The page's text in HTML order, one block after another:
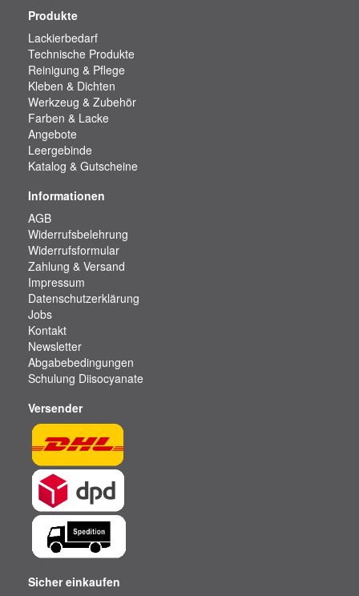
Produkte
Lackierbedarf
Technische Produkte
Reinigung & Pflege
Kleben & Dichten
Werkzeug & Zubehör
Farben & Lacke
Angebote
Leergebinde
Katalog & Gutscheine
Informationen
AGB
Widerrufsbelehrung
Widerrufsformular
Zahlung & Versand
Impressum
Datenschutzerklärung
Jobs
Kontakt
Newsletter
Abgabebedingungen
Schulung Diisocyanate
Versender
Sicher einkaufen